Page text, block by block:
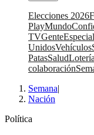
Elecciones 2026
PlayMundo
TVGente
UnidosVehículos
PatasSalud
colaboración
Semana|
Nación
Política